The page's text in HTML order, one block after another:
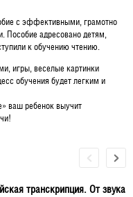
с эффективными, грамотно
Пособие адресовано детям,
к обучению чтению.
игры, веселые картинки
обучения будет легким и
ваш ребенок выучит
транскрипция. От звука